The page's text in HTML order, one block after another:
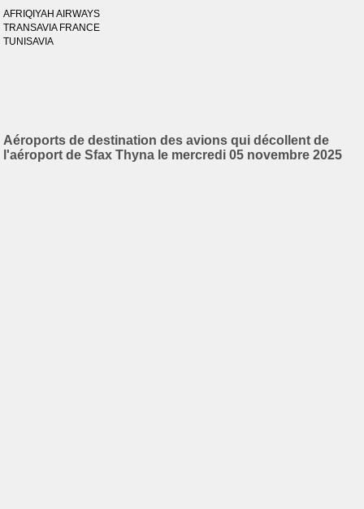
AFRIQIYAH AIRWAYS
TRANSAVIA FRANCE
TUNISAVIA
Aéroports de destination des avions qui décollent de
l'aéroport de Sfax Thyna le mercredi 05 novembre 2025